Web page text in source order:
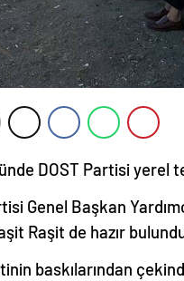
DOST Partisi yerel
Genel Başkan
Raşit de hazır
baskılarından